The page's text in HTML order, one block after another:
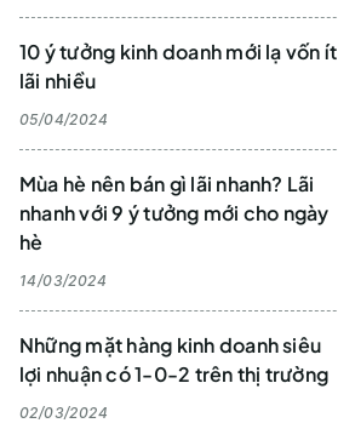
10 ý tưởng kinh doanh mới lạ vốn ít
lãi nhiều
05/04/2024
Mùa hè nên bán gì lãi nhanh? Lãi
nhanh với 9 ý tưởng mới cho ngày
hè
14/03/2024
Những mặt hàng kinh doanh siêu
lợi nhuận có 1-0-2 trên thị trường
02/03/2024